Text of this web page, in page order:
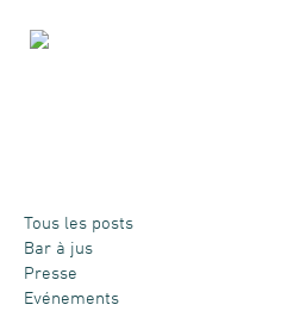
Tous les posts
Bar à jus
Presse
Evénements